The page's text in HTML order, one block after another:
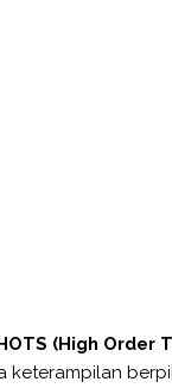
(High Order